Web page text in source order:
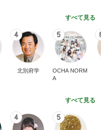
すべて見る
4
北別府学
5
OCHA NORM
A
すべて見る
4 5